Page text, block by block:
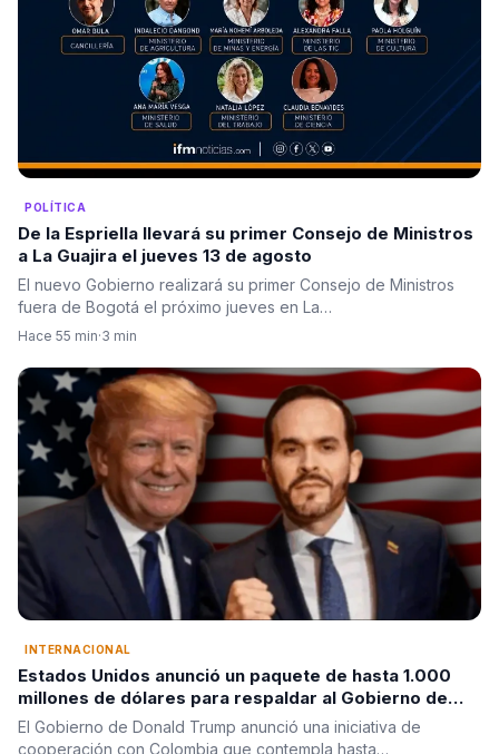
POLÍTICA
De la Espriella llevará su primer Consejo de Ministros
a La Guajira el jueves 13 de agosto
El nuevo Gobierno realizará su primer Consejo de Ministros
fuera de Bogotá el próximo jueves en La…
Hace 55 min·3 min
INTERNACIONAL
Estados Unidos anunció un paquete de hasta 1.000
millones de dólares para respaldar al Gobierno de
Abelardo de la Espriella
El Gobierno de Donald Trump anunció una iniciativa de
cooperación con Colombia que contempla hasta…